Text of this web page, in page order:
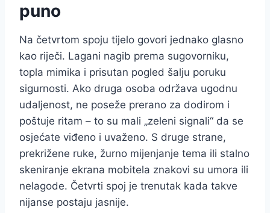
puno
Na četvrtom spoju tijelo govori jednako glasno
kao riječi. Lagani nagib prema sugovorniku,
topla mimika i prisutan pogled šalju poruku
sigurnosti. Ako druga osoba održava ugodnu
udaljenost, ne poseže prerano za dodirom i
poštuje ritam – to su mali „zeleni signali“ da se
osjećate viđeno i uvaženo. S druge strane,
prekrižene ruke, žurno mijenjanje tema ili stalno
skeniranje ekrana mobitela znakovi su umora ili
nelagode. Četvrti spoj je trenutak kada takve
nijanse postaju jasnije.